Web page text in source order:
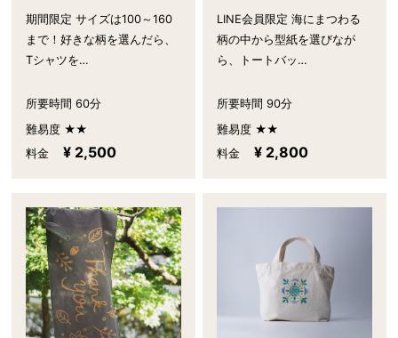
期間限定 サイズは100～160
まで！好きな柄を選んだら、
Tシャツを…
所要時間 60分
難易度 ★★
料金
¥ 2,500
LINE会員限定 海にまつわる
柄の中から型紙を選びなが
ら、トートバッ…
所要時間 90分
難易度 ★★
料金
¥ 2,800